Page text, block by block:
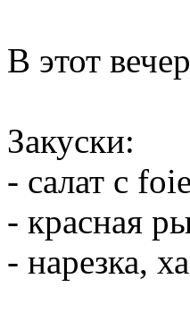
В этот
Закуски:
- салат с
- красная
- нарезка,